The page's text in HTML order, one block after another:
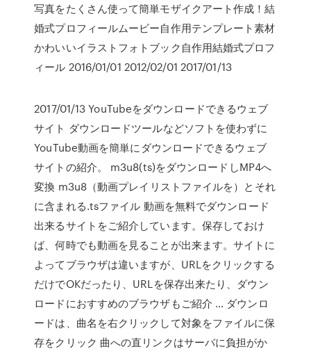
写真をたくさん使って簡単モザイクアート作成！結
婚式プロフィールムービー自作用テンプレート素材
かわいいイラストフォトブック自作用結婚式プロフ
ィール 2016/01/01 2012/02/01 2017/01/13
2017/01/13 YouTubeをダウンロードできるウェブ
サイト ダウンロードツールなどソフトを使わずに
YouTube動画を簡単にダウンロードできるウェブ
サイトの紹介。 m3u8(ts)をダウンロードしMP4へ
変換 m3u8（動画プレイリストファイルを）とそれ
に含まれる.tsファイル 動画を無料でダウンロード
出来るサイトをご紹介しています。保存しておけ
ば、何時でも動画を見ることが出来ます。サイトに
よってブラウザは違いますが、URLをクリックする
だけでOKだったり、URLを保存出来たり、ダウン
ロードにおすすめのブラウザもご紹介 … ダウンロ
ードは、曲名を右クリックして対象をファイルに保
存をクリック 曲への直リンクはサーバに負担がか